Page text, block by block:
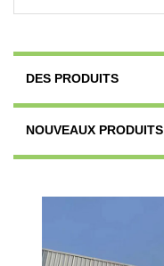
DES PRODUITS
NOUVEAUX PRODUITS